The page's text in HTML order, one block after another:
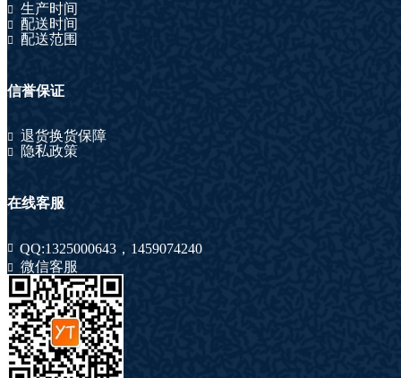
生产时间
配送时间
配送范围
信誉保证
退货换货保障
隐私政策
在线客服
QQ:1325000643 ， 1459074240
微信客服